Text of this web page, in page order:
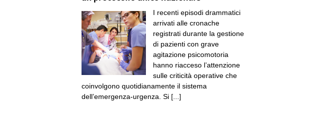
I recenti episodi drammatici
arrivati alle cronache
registrati durante la gestione
di pazienti con grave
agitazione psicomotoria
hanno riacceso l’attenzione
sulle criticità operative che
coinvolgono quotidianamente il sistema
dell’emergenza-urgenza. Si [...]